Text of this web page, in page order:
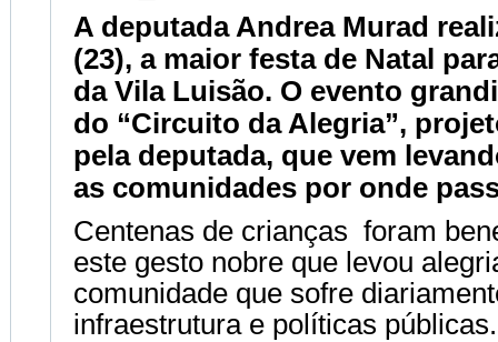
A deputada Andrea Murad
(23), a maior festa de Natal
da Vila Luisão. O evento
do “Circuito da Alegria”,
pela deputada, que vem
as comunidades por onde
Centenas de crianças foram
este gesto nobre que levou
comunidade que sofre
infraestrutura e políticas públicas.